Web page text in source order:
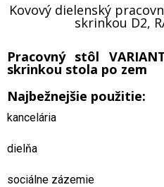
Kovový dielenský
skrinkou D2,
Pracovný stôl
skrinkou stola po zem
Najbežnejšie použitie:
kancelária
dielňa
sociálne zázemie